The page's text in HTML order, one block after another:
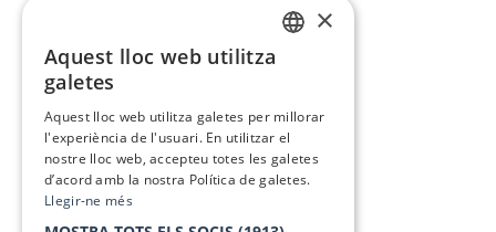
×
Aquest lloc web utilitza
galetes
Aquest lloc web utilitza galetes per millorar
l'experiència de l'usuari. En utilitzar el
nostre lloc web, accepteu totes les galetes
d’acord amb la nostra Política de galetes.
Llegir-ne més